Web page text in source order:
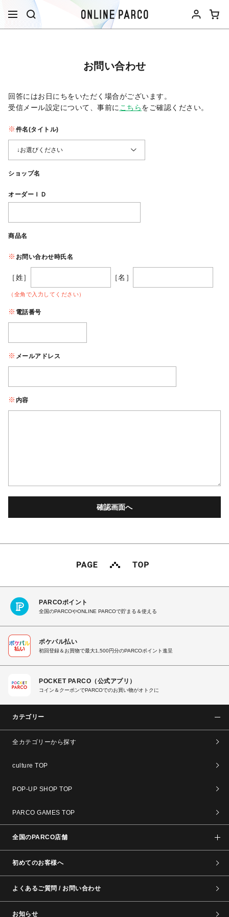
お問い合わせ
回答にはお日にちをいただく場合がございます。
受信メール設定について、事前に こちらをご確認ください。​
件名(タイトル)
ショップ名
オーダーＩＤ
商品名
お問い合わせ時氏名
［姓］ ［名］
（全角で入力してください）
電話番号
メールアドレス
内容
PARCOポイント
全国のPARCOやONLINE PARCOで貯まる＆使える
ポケパル払い
初回登録＆お買物で最大1,500円分のPARCOポイント進呈
POCKET PARCO（公式アプリ）
コイン＆クーポンでPARCOでのお買い物がオトクに
カテゴリー
全カテゴリーから探す
culture TOP
POP-UP SHOP TOP
PARCO GAMES TOP
全国のPARCO店舗
初めてのお客様へ
よくあるご質問 / お問い合わせ
お知らせ